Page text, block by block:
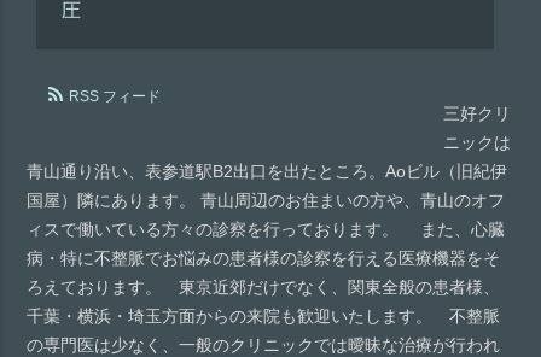
圧
RSS フィード
三好クリ
ニックは
青山通り沿い、表参道駅B2出口を出たところ。Aoビル（旧紀伊
国屋）隣にあります。 青山周辺のお住まいの方や、青山のオフ
ィスで働いている方々の診察を行っております。 また、心臓
病・特に不整脈でお悩みの患者様の診察を行える医療機器をそ
ろえております。 東京近郊だけでなく、関東全般の患者様、
千葉・横浜・埼玉方面からの来院も歓迎いたします。 不整脈
の専門医は少なく、一般のクリニックでは曖昧な治療が行われ